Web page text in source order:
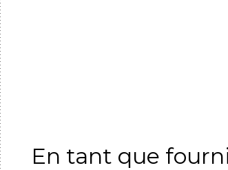
En tant que